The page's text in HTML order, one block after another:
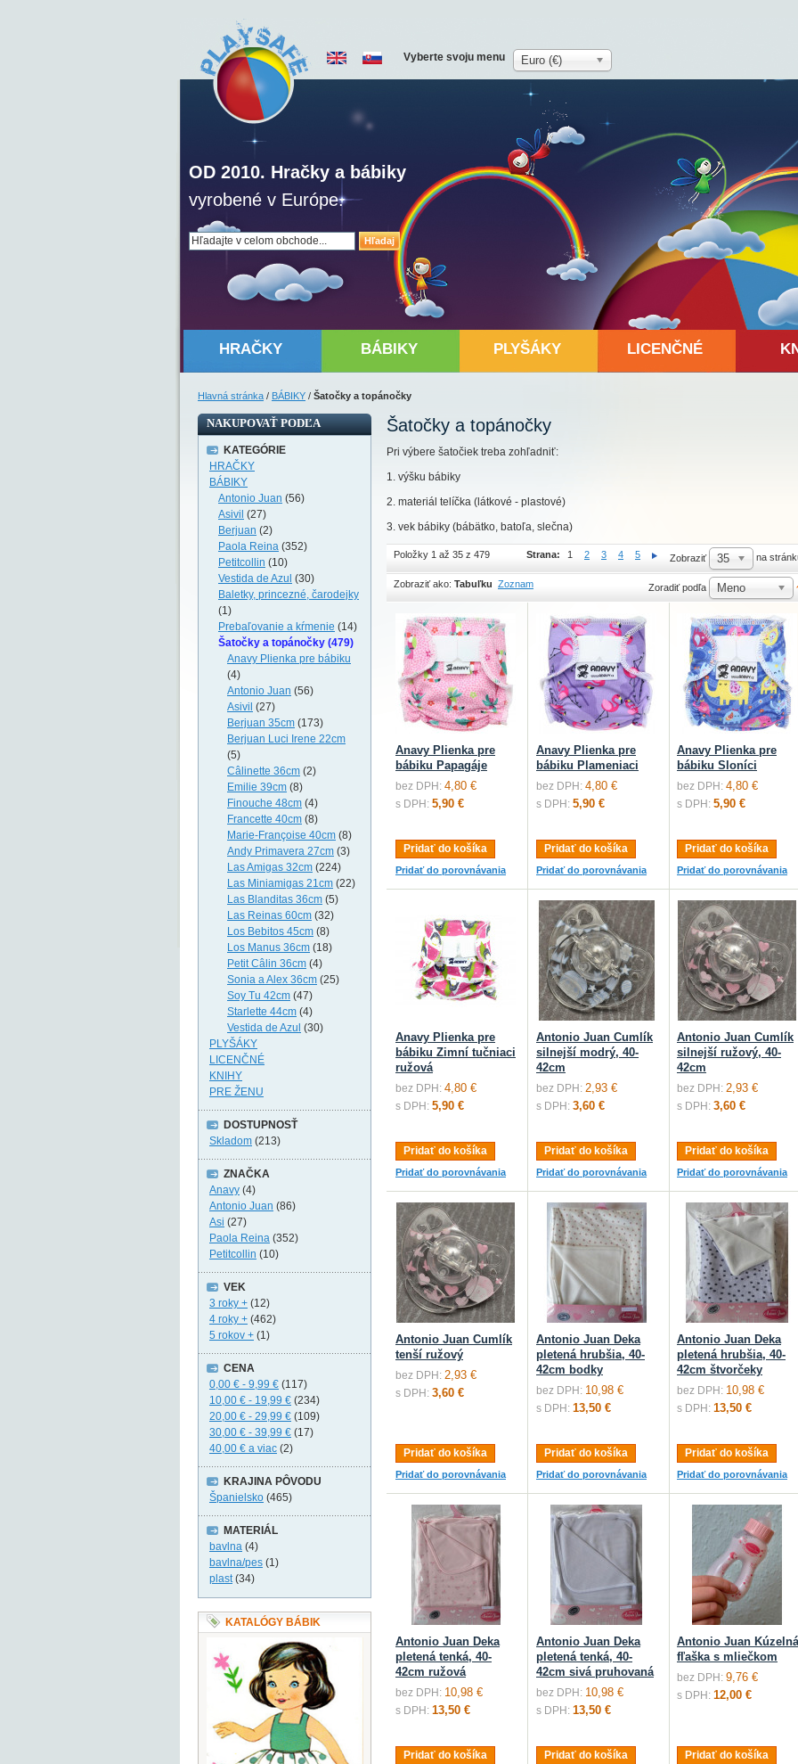
Hľadaj
OD 2010. Hračky a bábiky
vyrobené v Európe.
Vyberte svoju menu Euro (€)
HRAČKY BÁBIKY PLYŠÁKY LICENČNÉ
Hlavná stránka / BÁBIKY / Šatočky a topánočky
Šatočky a topánočky
Pri výbere šatočiek treba zohľadniť:
1. výšku bábiky
2. materiál telíčka (látkové - plastové)
3. vek bábiky (bábätko, batoľa, slečna)
Položky 1 až 35 z 479 Zobraziť 35 na
Strana: 1 2 3 4 5
Zobraziť ako: Tabuľku Zoznam Zoradiť podľa Meno
Anavy Plienka pre
bábiku Papagáje
bez DPH: 4,80 €
s DPH: 5,90 €
Pridať do košíka
Pridať do porovnávania
Anavy Plienka pre
bábiku Plameniaci
bez DPH: 4,80 €
s DPH: 5,90 €
Pridať do košíka
Pridať do porovnávania
Anavy Plienka pre
bábiku Sloníci
bez DPH: 4,80 €
s DPH: 5,90 €
Pridať do košíka
Pridať do porovnávania
Anavy Plienka pre
bábiku Zimní tučniaci
ružová
bez DPH: 4,80 €
s DPH: 5,90 €
Pridať do košíka
Pridať do porovnávania
Antonio Juan Cumlík
silnejší modrý, 40-
42cm
bez DPH: 2,93 €
s DPH: 3,60 €
Pridať do košíka
Pridať do porovnávania
Antonio Juan Cumlík
silnejší ružový, 40-
42cm
bez DPH: 2,93 €
s DPH: 3,60 €
Pridať do košíka
Pridať do porovnávania
Antonio Juan Cumlík
tenší ružový
bez DPH: 2,93 €
s DPH: 3,60 €
Pridať do košíka
Pridať do porovnávania
Antonio Juan Deka
pletená hrubšia, 40-
42cm bodky
bez DPH: 10,98 €
s DPH: 13,50 €
Pridať do košíka
Pridať do porovnávania
Antonio Juan Deka
pletená hrubšia, 40-
42cm štvorčeky
bez DPH: 10,98 €
s DPH: 13,50 €
Pridať do košíka
Pridať do porovnávania
Antonio Juan Deka
pletená tenká, 40-
42cm ružová
bez DPH: 10,98 €
s DPH: 13,50 €
Pridať do košíka
Antonio Juan Deka
pletená tenká, 40-
42cm sivá pruhovaná
bez DPH: 10,98 €
s DPH: 13,50 €
Pridať do košíka
Antonio Juan Kúzelná
fľaška s mliečkom
bez DPH: 9,76 €
s DPH: 12,00 €
Pridať do košíka
NAKUPOVAŤ PODĽA
KATEGÓRIE
HRAČKY
BÁBIKY
Antonio Juan (56)
Asivil (27)
Berjuan (2)
Paola Reina (352)
Petitcollin (10)
Vestida de Azul (30)
Baletky, princezné, čarodejky
(1)
Prebaľovanie a kŕmenie (14)
Šatočky a topánočky (479)
Anavy Plienka pre bábiku
(4)
Antonio Juan (56)
Asivil (27)
Berjuan 35cm (173)
Berjuan Luci Irene 22cm
(5)
Câlinette 36cm (2)
Emilie 39cm (8)
Finouche 48cm (4)
Francette 40cm (8)
Marie-Françoise 40cm (8)
Andy Primavera 27cm (3)
Las Amigas 32cm (224)
Las Miniamigas 21cm (22)
Las Blanditas 36cm (5)
Las Reinas 60cm (32)
Los Bebitos 45cm (8)
Los Manus 36cm (18)
Petit Câlin 36cm (4)
Sonia a Alex 36cm (25)
Soy Tu 42cm (47)
Starlette 44cm (4)
Vestida de Azul (30)
PLYŠÁKY
LICENČNÉ
KNIHY
PRE ŽENU
DOSTUPNOSŤ
Skladom (213)
ZNAČKA
Anavy (4)
Antonio Juan (86)
Asi (27)
Paola Reina (352)
Petitcollin (10)
VEK
3 roky + (12)
4 roky + (462)
5 rokov + (1)
CENA
0,00 € - 9,99 € (117)
10,00 € - 19,99 € (234)
20,00 € - 29,99 € (109)
30,00 € - 39,99 € (17)
40,00 € a viac (2)
KRAJINA PÔVODU
Španielsko (465)
MATERIÁL
bavlna (4)
bavlna/pes (1)
plast(34)
KATALÓGY BÁBIK